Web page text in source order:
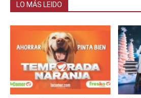
LO MÁS LEIDO